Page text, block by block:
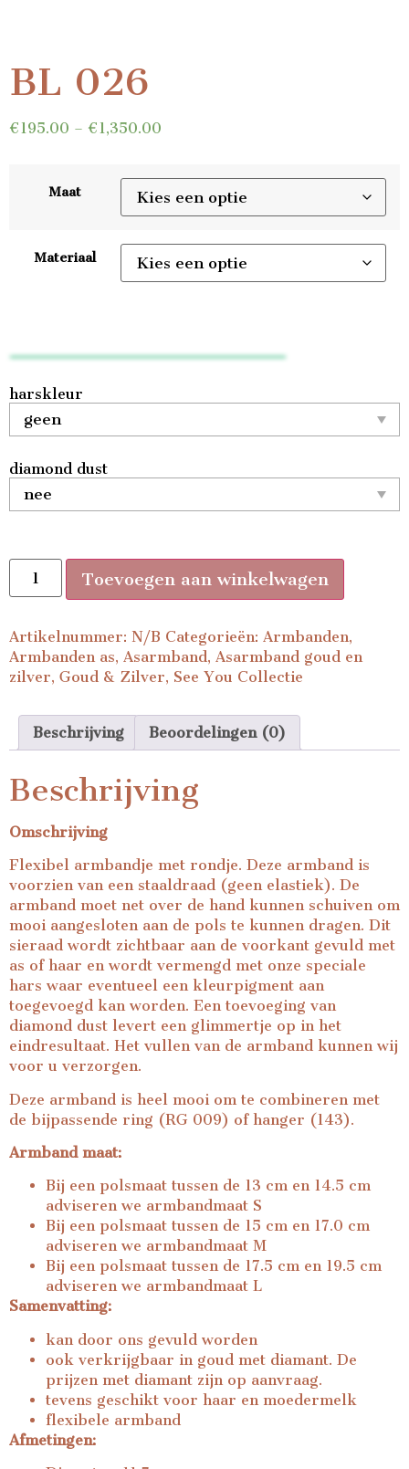
BL 026
€195.00 – €1,350.00
Maat
Materiaal
harskleur
diamond dust
Toevoegen aan winkelwagen
Artikelnummer: N/B Categorieën: Armbanden,
Armbanden as, Asarmband, Asarmband goud en
zilver, Goud & Zilver, See You Collectie
Beschrijving Beoordelingen (0)
Beschrijving
Omschrijving
Flexibel armbandje met rondje. Deze armband is
voorzien van een staaldraad (geen elastiek). De
armband moet net over de hand kunnen schuiven om
mooi aangesloten aan de pols te kunnen dragen. Dit
sieraad wordt zichtbaar aan de voorkant gevuld met
as of haar en wordt vermengd met onze speciale
hars waar eventueel een kleurpigment aan
toegevoegd kan worden. Een toevoeging van
diamond dust levert een glimmertje op in het
eindresultaat. Het vullen van de armband kunnen wij
voor u verzorgen.
Deze armband is heel mooi om te combineren met
de bijpassende ring (RG 009) of hanger (143).
Armband maat:
Bij een polsmaat tussen de 13 cm en 14.5 cm
adviseren we armbandmaat S
Bij een polsmaat tussen de 15 cm en 17.0 cm
adviseren we armbandmaat M
Bij een polsmaat tussen de 17.5 cm en 19.5 cm
adviseren we armbandmaat L
Samenvatting:
kan door ons gevuld worden
ook verkrijgbaar in goud met diamant. De
prijzen met diamant zijn op aanvraag.
tevens geschikt voor haar en moedermelk
flexibele armband
Afmetingen: